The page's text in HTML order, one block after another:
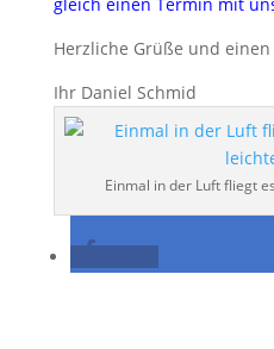
Herzliche Grüße und
Ihr Daniel Schmid
Einmal in der Luft fliegt